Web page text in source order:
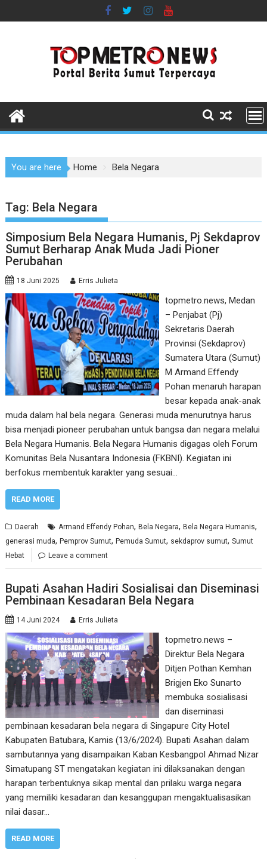
to
You are here Home Bela Negara
Tag: Bela Negara
Simposium Bela Negara Humanis, Pj Sekdaprov
Sumut Berharap Anak Muda Jadi Pioner
Perubahan
18 Juni 2025 Erris Julieta
topmetro.news, Medan
– Penjabat (Pj)
Sekretaris Daerah
Provinsi (Sekdaprov)
Sumatera Utara (Sumut)
M Armand Effendy
Pohan menaruh harapan
besar kepada anak-anak
muda dalam hal bela negara. Generasi muda menurutnya harus
bisa menjadi pioneer perubahan untuk bangsa dan negara melalui
Bela Negara Humanis. Bela Negara Humanis digagas oleh Forum
Komunitas Bela Nusantara Indonesia (FKBNI). Kegiatan ini
berfokus membentuk karakter yang sesuai…
READ MORE
Daerah Armand Effendy Pohan,Bela Negara,Bela Negara Humanis,
generasi muda,Pemprov Sumut,Pemuda Sumut, sekdaprov sumut,Sumut
Hebat
Leave a comment
Bupati Asahan Hadiri Sosialisai dan Diseminasi
Pembinaan Kesadaran Bela Negara
14 Juni 2024 Erris Julieta
topmetro.news –
Direktur Bela Negara
Ditjen Pothan Kemhan
Brigjen Eko Sunarto
membuka sosialisasi
dan diseminasi
pembinaan kesadaran bela negara di Singapure City Hotel
Kabupaten Batubara, Kamis (13/6/2024). Bupati Asahan dalam
sambutannya yang disampaikan Kaban Kesbangpol Ahmad Nizar
Simatupang ST mengatakan kegiatan ini dilaksanakan dengan
harapan terbentuknya sikap mental dan prilaku warga negara
yang memiliki kesadaran dan kesanggupan mengaktualisasikan
nilai dasar…
READ MORE